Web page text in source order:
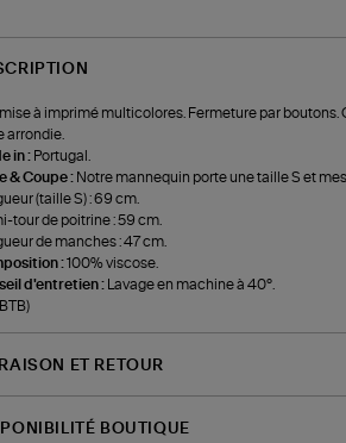
à imprimé multicolores. Fermeture par boutons.
arrondie.
in : Portugal.
& Coupe : Notre mannequin porte une taille S et
(taille S) : 69 cm.
tour de poitrine : 59 cm.
de manches : 47 cm.
:100% viscose.
d'entretien :
Lavage en machine à 40°.
ET RETOUR
BOUTIQUE